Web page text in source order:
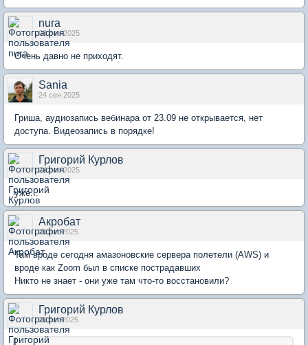
nura
03 сен 2025
Очень давно не приходят.
Sania
24 сен 2025
Гриша, аудиозапись вебинара от 23.09 не открывается, нет
доступа. Видеозапись в порядке!
Григорий Курлов
24 сен 2025
уже...
Акробат
20 окт 2025
Там вроде сегодня амазоновские сервера полетели (AWS) и
вроде как Zoom был в списке пострадавших
Никто не знает - они уже там что-то восстановили?
Григорий Курлов
20 окт 2025